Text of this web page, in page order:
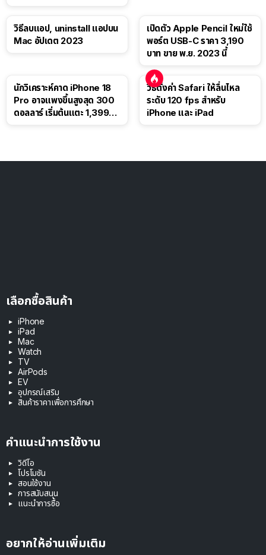
วิธีลบแอป, uninstall แอปบน
Mac อัปเดต 2023
เปิดตัว Apple Pencil ใหม่ใช้
พอร์ต USB-C ราคา 3,190
บาท ขาย พ.ย. 2023 นี้
นักวิเคราะห์คาด iPhone 18
Pro อาจแพงขึ้นสูงสุด 300
ดอลลาร์ เริ่มต้นแตะ 1,399
วิธีตั้งค่า Safari ให้ลื่นไหล
ระดับ 120 fps สำหรับ
iPhone และ iPad
เลือกซื้อสินค้า
iPhone
iPad
Mac
Watch
TV
AirPods
EV
อุปกรณ์เสริม
สินค้าราคาเพื่อการศึกษา
คำแนะนำการใช้งาน
วิดีโอ
โปรโมชัน
สอนใช้งาน
การสนับสนุน
แนะนำการซื้อ
อยากให้อ่านเพิ่มเติม